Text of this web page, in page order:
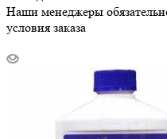
Наши менеджеры
условия заказа